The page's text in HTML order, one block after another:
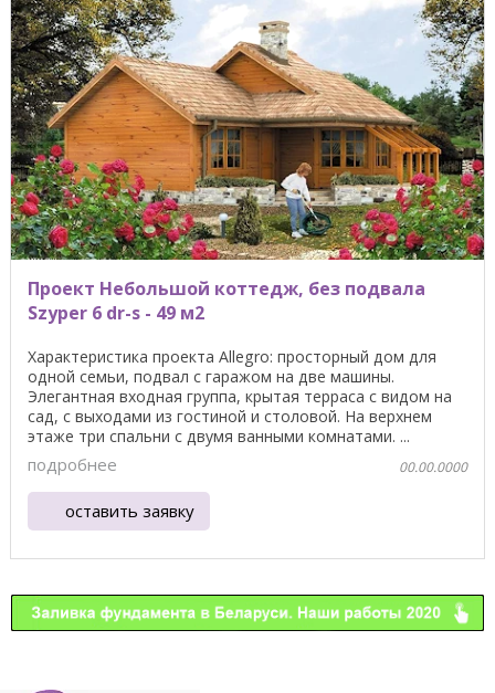
Проект Небольшой коттедж, без подвала
Szyper 6 dr-s - 49 м2
Характеристика проекта Allegro: просторный дом для
одной семьи, подвал с гаражом на две машины.
Элегантная входная группа, крытая терраса с видом на
сад, с выходами из гостиной и столовой. На верхнем
этаже три спальни с двумя ванными комнатами. ...
подробнее 00.00.0000
оставить заявку